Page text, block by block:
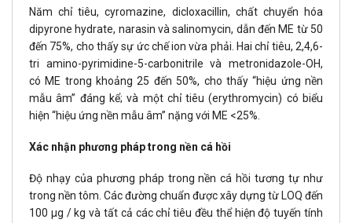
Năm chỉ tiêu, cyromazine, dicloxacillin, chất chuyển hóa
dipyrone hydrate, narasin và salinomycin, dẫn đến ME từ 50
đến 75%, cho thấy sự ức chế ion vừa phải. Hai chỉ tiêu, 2,4,6-
tri amino-pyrimidine-5-carbonitrile và metronidazole-OH,
có ME trong khoảng 25 đến 50%, cho thấy “hiệu ứng nền
mẫu âm” đáng kể; và một chỉ tiêu (erythromycin) có biểu
hiện “hiệu ứng nền mẫu âm” nặng với ME <25%.
Xác nhận phương pháp trong nền cá hồi
Độ nhạy của phương pháp trong nền cá hồi tương tự như
trong nền tôm. Các đường chuẩn được xây dựng từ LOQ đến
100 μg / kg và tất cả các chỉ tiêu đều thể hiện độ tuyến tính